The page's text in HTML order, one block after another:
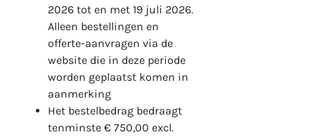
2026 tot en met 19 juli 2026.
Alleen bestellingen en
offerte-aanvragen via de
website die in deze periode
worden geplaatst komen in
aanmerking
Het bestelbedrag bedraagt
tenminste € 750,00 excl.